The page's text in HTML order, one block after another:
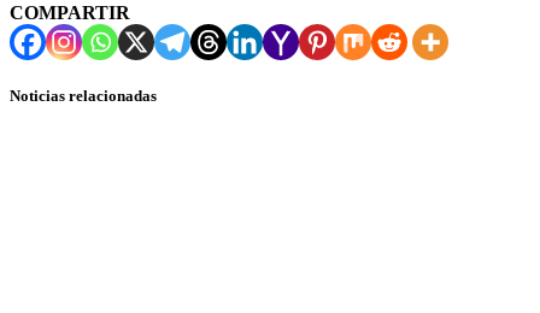
COMPARTIR
Noticias relacionadas